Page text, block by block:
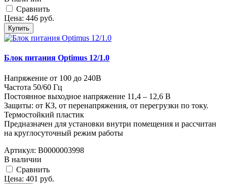
Cравнить
Цена: 446 руб.
Купить
Блок питания Optimus 12/1.0
Напряжение от 100 до 240В
Частота 50/60 Гц
Постоянное выходное напряжение 11,4 – 12,6 В
Защиты: от КЗ, от перенапряжения, от перегрузки по току.
Термостойкий пластик
Предназначен для установки внутри помещения и рассчитан
на круглосуточный режим работы
Артикул: В0000003998
В наличии
Cравнить
Цена: 401 руб.